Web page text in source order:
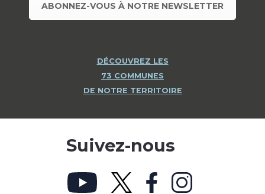
ABONNEZ-VOUS À NOTRE NEWSLETTER
DÉCOUVREZ LES
73 COMMUNES
DE NOTRE TERRITOIRE
Suivez-nous